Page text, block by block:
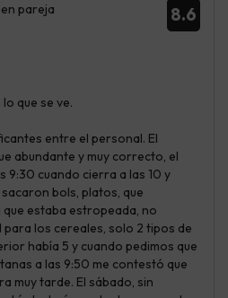
8.6
pareja
que se ve.
entre el personal. El
abundante y muy correcto, el
9:30 cuando cierra a las 10 y
bols, platos, que
estaba estropeada, no
para los cereales, solo 2 tipos de
había 5 y cuando pedimos que
a las 9:50 me contestó que
muy tarde. El sábado, sin